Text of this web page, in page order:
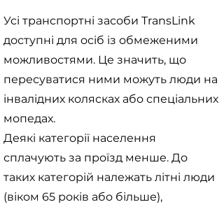
Усі транспортні засоби TransLink
доступні для осіб із обмеженими
можливостями. Це значить, що
пересуватися ними можуть люди на
інвалідних колясках або спеціальних
мопедах.
Деякі категорії населення
сплачують за проїзд менше. До
таких категорій належать літні люди
(віком 65 років або більше),